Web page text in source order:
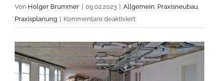
Von Holger Brummer 09.02.2023 Allgemein, Praxisneubau,
Praxisplanung
Kommentare deaktiviertfür
Büro
zur
Praxis: